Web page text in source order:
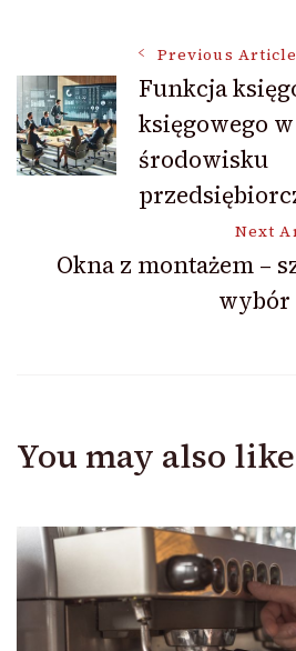
Post
Navigation
Previous Article
Funkcja
księgowego
środowisku
Next
Okna z montażem –
wybór
You may also like